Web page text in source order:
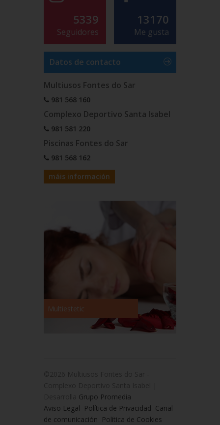
5339
Seguidores
13170
Me gusta
Datos de contacto
Multiusos Fontes do Sar
981 568 160
Complexo Deportivo Santa Isabel
981 581 220
Piscinas Fontes do Sar
981 568 162
máis información
Multiestetic
Grupo Promedia
Aviso Legal Política de Privacidad Canal
de comunicación Política de Cookies